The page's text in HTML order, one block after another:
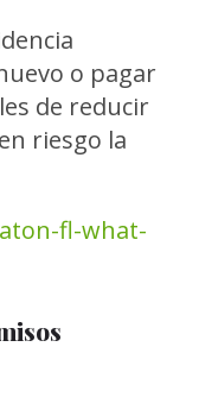
o pagar
de reducir
riesgo la